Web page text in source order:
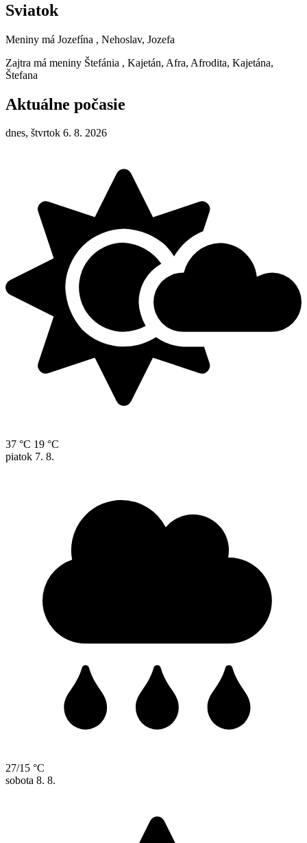
Sviatok
Meniny má Jozefína , Nehoslav, Jozefa
Zajtra má meniny Štefánia , Kajetán, Afra, Afrodita, Kajetána,
Štefana
Aktuálne počasie
dnes, štvrtok 6. 8. 2026
37 °C 19 °C
piatok 7. 8.
27/15 °C
sobota 8. 8.